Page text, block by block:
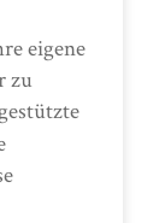
eigene
zu